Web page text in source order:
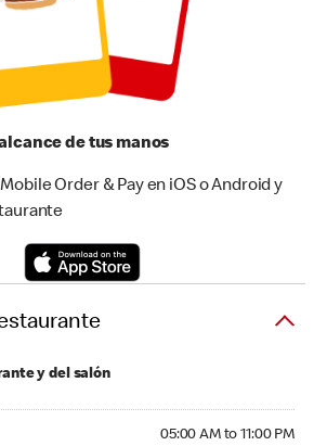
de tus manos
Order & Pay en iOS o Android y
y del salón
05:00 AM to 11:00 PM